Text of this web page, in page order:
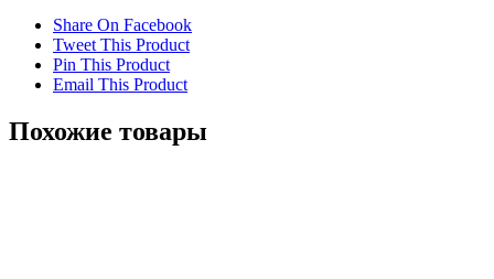
Share On Facebook
Tweet This Product
Pin This Product
Email This Product
Похожие товары